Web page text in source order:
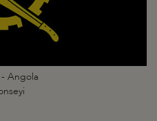
Angola